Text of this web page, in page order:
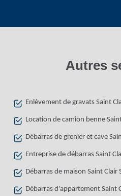
Autres
Enlèvement de gravats Saint
Location de camion benne
Débarras de grenier et cave
Entreprise de débarras Saint
Débarras de maison Saint Clair
Débarras d'appartement Saint